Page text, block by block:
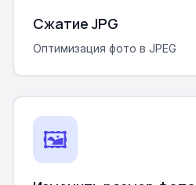
Сжатие JPG
Оптимизация фото в JPEG
🖼️